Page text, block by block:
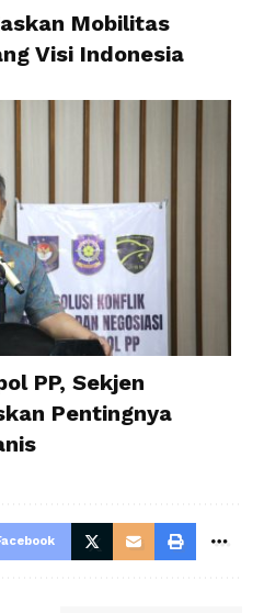
Mobilitas
Visi Indonesia
PP, Sekjen
Pentingnya